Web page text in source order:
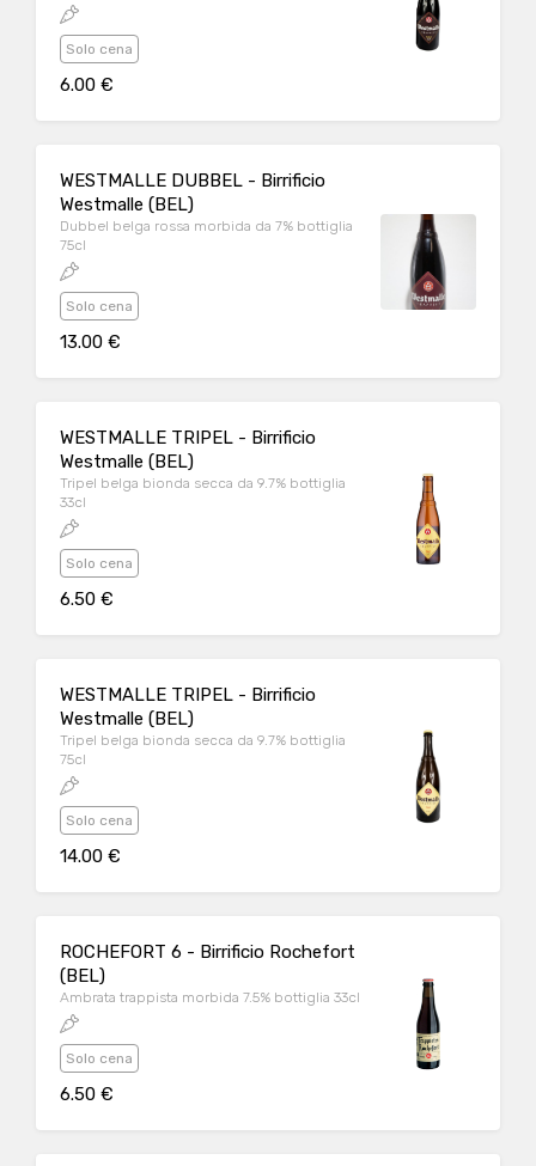
Solo cena
6.00 €
WESTMALLE DUBBEL - Birrificio
Westmalle (BEL)
Dubbel belga rossa morbida da 7% bottiglia
75cl
Solo cena
13.00 €
WESTMALLE TRIPEL - Birrificio
Westmalle (BEL)
Tripel belga bionda secca da 9.7% bottiglia
33cl
Solo cena
6.50 €
WESTMALLE TRIPEL - Birrificio
Westmalle (BEL)
Tripel belga bionda secca da 9.7% bottiglia
75cl
Solo cena
14.00 €
ROCHEFORT 6 - Birrificio Rochefort
(BEL)
Ambrata trappista morbida 7.5% bottiglia 33cl
Solo cena
6.50 €